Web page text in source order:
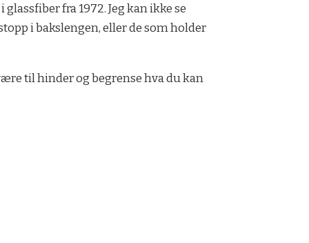
fra 1972. Jeg kan ikke se
i bakslengen, eller de som holder
til hinder og begrense hva du kan